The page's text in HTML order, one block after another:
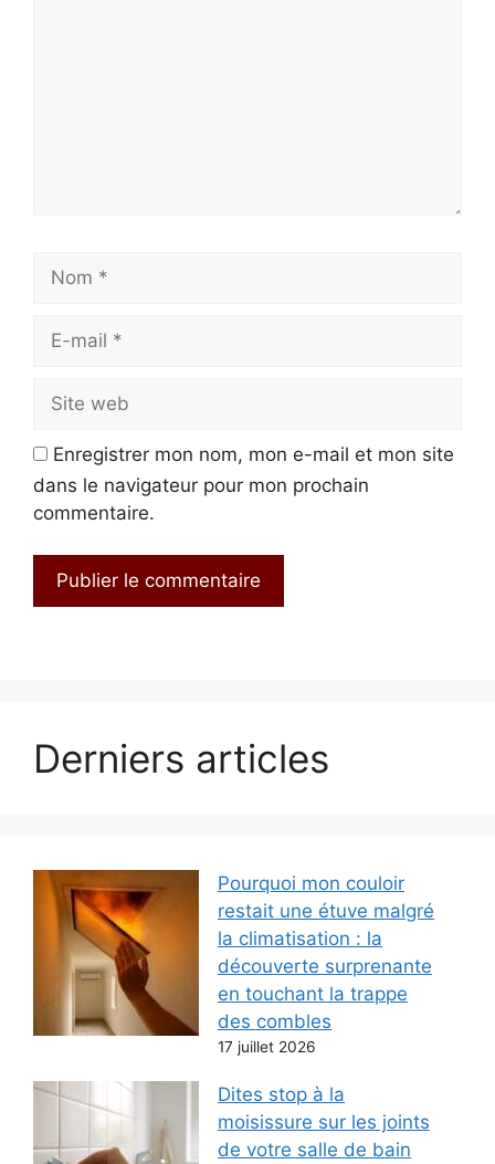
mail
web
Enregistrer mon nom, mon e-mail et mon site
dans le navigateur pour mon prochain
commentaire.
Derniers articles
Pourquoi mon couloir
restait une étuve malgré
la climatisation : la
découverte surprenante
en touchant la trappe
des combles
17 juillet 2026
Dites stop à la
moisissure sur les joints
de votre salle de bain